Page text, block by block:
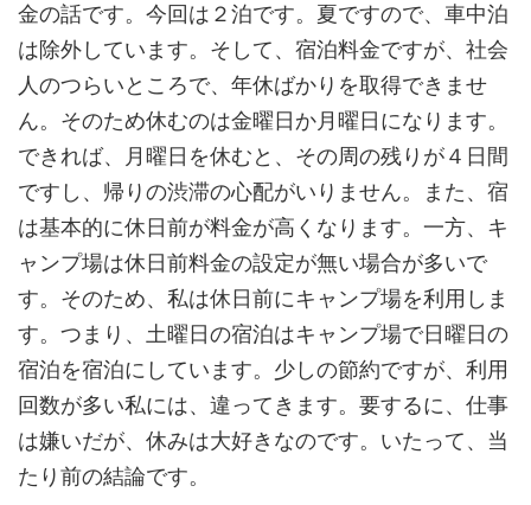
金の話です。今回は２泊です。夏ですので、車中泊
は除外しています。そして、宿泊料金ですが、社会
人のつらいところで、年休ばかりを取得できませ
ん。そのため休むのは金曜日か月曜日になります。
できれば、月曜日を休むと、その周の残りが４日間
ですし、帰りの渋滞の心配がいりません。また、宿
は基本的に休日前が料金が高くなります。一方、キ
ャンプ場は休日前料金の設定が無い場合が多いで
す。そのため、私は休日前にキャンプ場を利用しま
す。つまり、土曜日の宿泊はキャンプ場で日曜日の
宿泊を宿泊にしています。少しの節約ですが、利用
回数が多い私には、違ってきます。要するに、仕事
は嫌いだが、休みは大好きなのです。いたって、当
たり前の結論です。